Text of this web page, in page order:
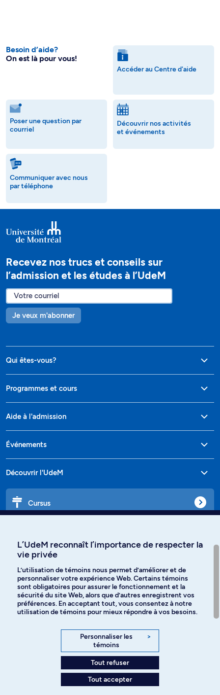
Besoin d’aide?
On est là pour vous!
Accéder au Centre d'aide
Poser une question par
courriel
Découvrir nos activités
et événements
Communiquer avec nous
par téléphone
Recevez nos trucs et conseils sur
l’admission et les études à l’UdeM
Je veux m'abonner
Qui êtes-vous?
Programmes et cours
Aide à l'admission
Événements
Découvrir l'UdeM
Cursus
Langues
Facebook Instagram
YouTube
Politique de confidentialité
L’UdeM reconnaît l’importance de respecter la
vie privée
L’utilisation de témoins nous permet d’améliorer et de
personnaliser votre expérience Web. Certains témoins
sont obligatoires pour assurer le fonctionnement et la
sécurité du site Web, alors que d’autres enregistrent vos
préférences. En acceptant tout, vous consentez à notre
utilisation de témoins pour mieux répondre à vos besoins.
Personnaliser les
témoins
>
Tout refuser
Tout accepter